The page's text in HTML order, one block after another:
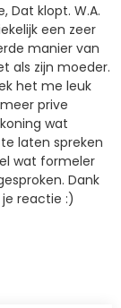
Dat klopt. W.A.
een zeer
manier van
als zijn moeder.
het me leuk
prive
wat
laten spreken
wat formeler
Dank
reactie :)